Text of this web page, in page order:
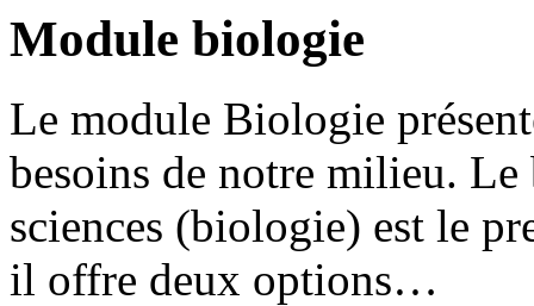
Module biologie
Le module Biologie
besoins de notre milieu. Le
sciences (biologie) est le
il offre deux options…